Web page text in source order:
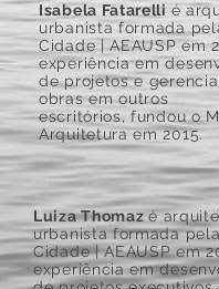
Isabela Fatarelli é
urbanista formada
Cidade | AEAUSP em
experiência em
de projetos e
obras em outros
escritórios, fundou o
Arquitetura em 2015.
Luiza Thomazé
urbanista formada
Cidade | AEAUSP em
experiência em